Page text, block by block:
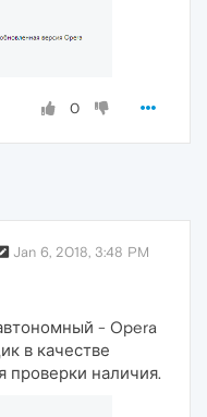
0
Jan 6, 2018, 3:48 PM
- Opera
в качестве
проверки наличия.